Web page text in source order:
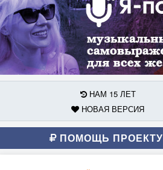
НАМ 15 ЛЕТ
НОВАЯ ВЕРСИЯ
ПОМОЩЬ ПРОЕКТУ